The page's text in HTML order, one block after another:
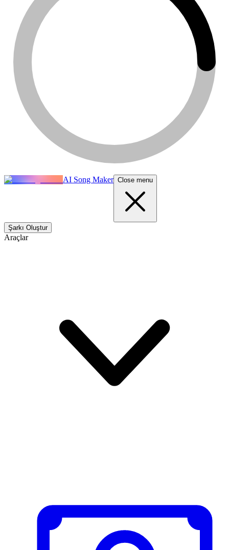
AI Song Maker Close menu
Şarkı Oluştur
Araçlar